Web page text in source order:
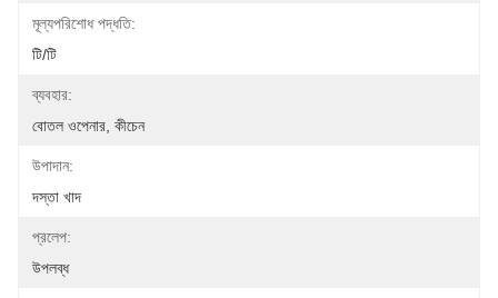
মূল্যপরিশোধ পদ্ধতি:
টি/টি
ব্যবহার:
বোতল ওপেনার, কীচেন
উপাদান:
দস্তা খাদ
প্রলেপ:
উপলব্ধ